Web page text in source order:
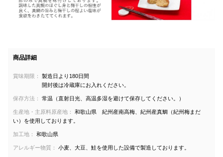
商品詳細
賞味期限：
製造日より180日間
開封後は冷蔵庫にお入れください。
保存方法： 常温（直射日光、高温多湿を避けて保存してください。）
生産地・主原料原産地：
和歌山県 紀州産南高梅、紀州産真鯛（紀州梅まだ
い）を使用しております。
加工地： 和歌山県
アレルギー物質： 小麦、大豆、鮭を使用した設備で製造しております。